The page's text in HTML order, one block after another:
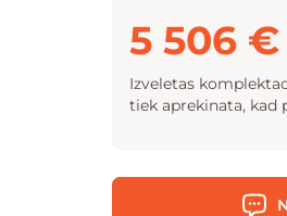
5 506 €
Izveletas
tiek aprekinata, kad